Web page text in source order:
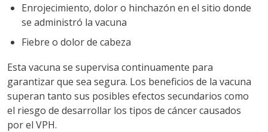
Enrojecimiento, dolor o hinchazón en el sitio donde
se administró la vacuna
Fiebre o dolor de cabeza
Esta vacuna se supervisa continuamente para
garantizar que sea segura. Los beneficios de la vacuna
superan tanto sus posibles efectos secundarios como
el riesgo de desarrollar los tipos de cáncer causados
por el VPH.